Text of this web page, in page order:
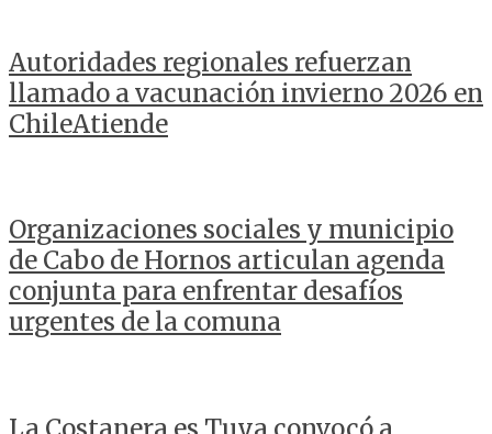
Autoridades regionales refuerzan
llamado a vacunación invierno 2026 en
ChileAtiende
Organizaciones sociales y municipio
de Cabo de Hornos articulan agenda
conjunta para enfrentar desafíos
urgentes de la comuna